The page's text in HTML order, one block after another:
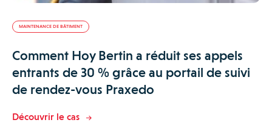
MAINTENANCE DE BÂTIMENT
Comment Hoy Bertin a réduit ses appels
entrants de 30 % grâce au portail de suivi
de rendez-vous Praxedo
Découvrir le cas